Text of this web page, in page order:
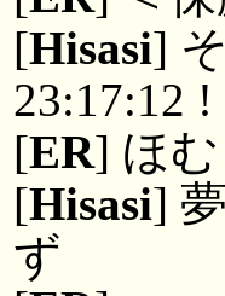
[Hisasi]
23:17:12
[ER] ほむ
[Hisasi]
ず